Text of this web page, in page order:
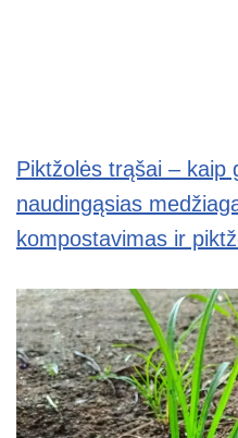
Piktžolės trąšai – kaip
naudingąsias
kompostavimas ir